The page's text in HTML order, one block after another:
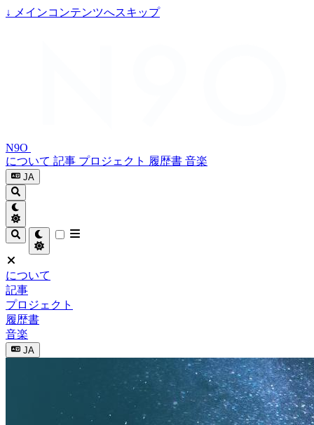
↓ メインコンテンツへスキップ
N9O
について 記事 プロジェクト 履歴書 音楽
JA
について
記事
プロジェクト
履歴書
音楽
JA